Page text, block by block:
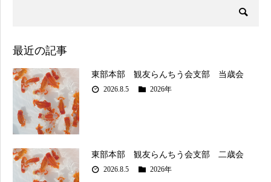
最近の記事
東部本部 観友らんちう会支部 当歳会
2026.8.5 2026年
東部本部 観友らんちう会支部 二歳会
2026.8.5 2026年